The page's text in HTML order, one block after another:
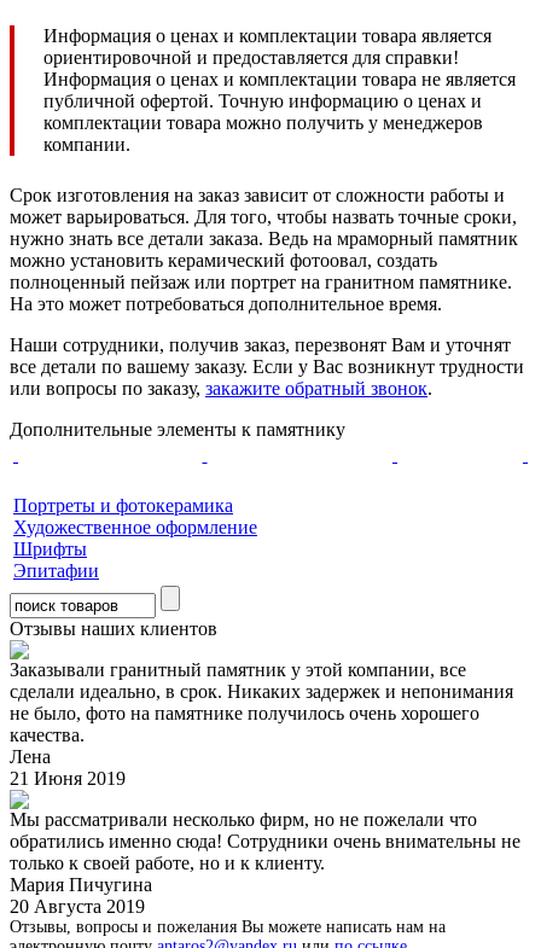
Информация о ценах и комплектации товара является
ориентировочной и предоставляется для справки!
Информация о ценах и комплектации товара не является
публичной офертой. Точную информацию о ценах и
комплектации товара можно получить у менеджеров
компании.
Срок изготовления на заказ зависит от сложности работы и
может варьироваться. Для того, чтобы назвать точные сроки,
нужно знать все детали заказа. Ведь на мраморный памятник
можно установить керамический фотоовал, создать
полноценный пейзаж или портрет на гранитном памятнике.
На это может потребоваться дополнительное время.
Наши сотрудники, получив заказ, перезвонят Вам и уточнят
все детали по вашему заказу. Если у Вас возникнут трудности
или вопросы по заказу, закажите обратный звонок.
Дополнительные элементы к памятнику
Портреты и фотокерамика
Художественное оформление
Шрифты
Эпитафии
Отзывы наших клиентов
Заказывали гранитный памятник у этой компании, все
сделали идеально, в срок. Никаких задержек и непонимания
не было, фото на памятнике получилось очень хорошего
качества.
Лена
21 Июня 2019
Мы рассматривали несколько фирм, но не пожелали что
обратились именно сюда! Сотрудники очень внимательны не
только к своей работе, но и к клиенту.
Мария Пичугина
20 Августа 2019
Отзывы, вопросы и пожелания Вы можете написать нам на